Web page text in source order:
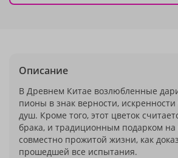
Описание
В Древнем Китае возлюбленные
пионы в знак верности, искренности
душ. Кроме того, этот цветок
брака, и традиционным подарком на
совместно прожитой жизни, как
прошедшей все испытания.